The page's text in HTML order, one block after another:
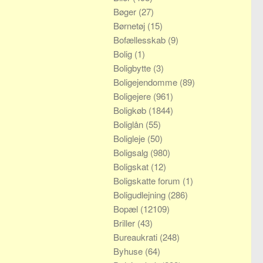
Bøger (27)
Børnetøj (15)
Bofællesskab (9)
Bolig (1)
Boligbytte (3)
Boligejendomme (89)
Boligejere (961)
Boligkøb (1844)
Boliglån (55)
Boligleje (50)
Boligsalg (980)
Boligskat (12)
Boligskatte forum (1)
Boligudlejning (286)
Bopæl (12109)
Briller (43)
Bureaukrati (248)
Byhuse (64)